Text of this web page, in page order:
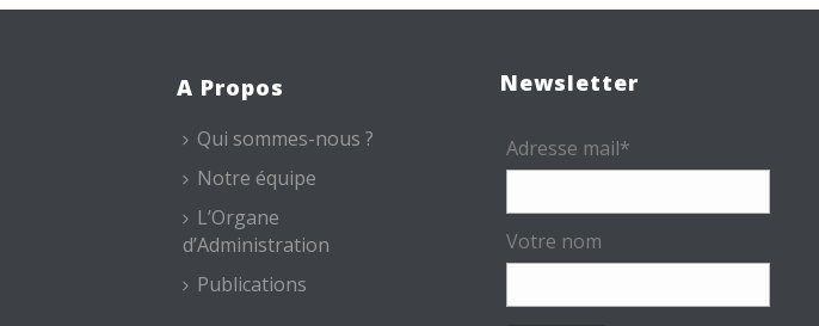
A Propos
Qui sommes-nous ?
Notre équipe
L’Organe
d’Administration
Publications
Newsletter
Adresse mail*
Votre nom